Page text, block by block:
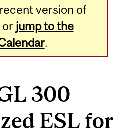
version of
or jump to the
.
300
ESL for